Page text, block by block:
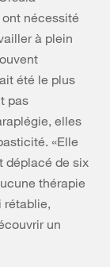
nécessité
à plein
été le plus
pas
elles
«Elle
déplacé de six
thérapie
rétablie,
un